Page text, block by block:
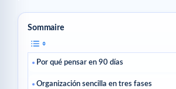
Sommaire
Por qué pensar en 90 días
Organización sencilla en tres fases